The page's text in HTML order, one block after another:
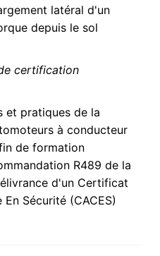
latéral d'un
depuis le sol
certification
et pratiques de la
à conducteur
de formation
R489 de la
d'un Certificat
Sécurité (CACES)